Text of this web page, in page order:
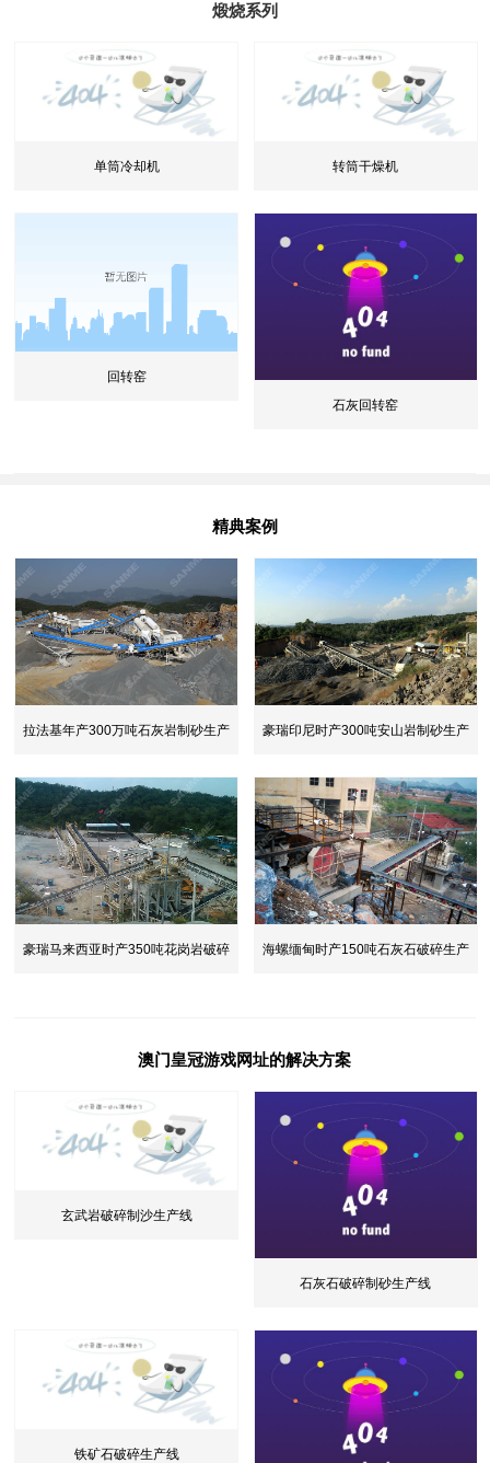
煅烧系列
单筒冷却机 转筒干燥机
回转窑
石灰回转窑
精典案例
拉法基年产300万吨石灰岩制砂生产 豪瑞印尼时产300吨安山岩制砂生产
豪瑞马来西亚时产350吨花岗岩破碎 海螺缅甸时产150吨石灰石破碎生产
澳门皇冠游戏网址的解决方案
玄武岩破碎制沙生产线
石灰石破碎制砂生产线
铁矿石破碎生产线